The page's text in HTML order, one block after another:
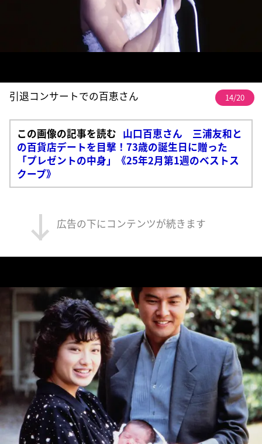
引退コンサートでの百恵さん 14/20
この画像の記事を読む 山口百恵さん 三浦友和と
の百貨店デートを目撃！73歳の誕生日に贈った
「プレゼントの中身」《25年2月第1週のベストス
クープ》
広告の下にコンテンツが続きます